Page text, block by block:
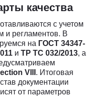
качества
с учетом
и регламентов. В
на ГОСТ 34347-
и ТР ТС 032/2013, а
VIII . Итоговая
документации
от параметров